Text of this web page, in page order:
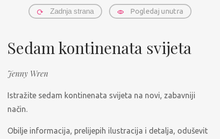
Zadnja strana Pogledaj unutra
Sedam kontinenata svijeta
Jenny Wren
Istražite sedam kontinenata svijeta na novi, zabavniji
način.
Obilje informacija, prelijepih ilustracija i detalja, oduševit